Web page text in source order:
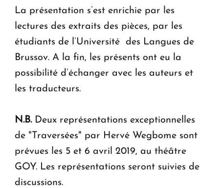
La présentation s’est enrichie par les
lectures des extraits des pièces, par les
étudiants de l’Université des Langues de
Brussov. A la fin, les présents ont eu la
possibilité d’échanger avec les auteurs et
les traducteurs.
N.B. Deux représentations exceptionnelles
de "Traversées" par Hervé Wegbome sont
prévues les 5 et 6 avril 2019, au théâtre
GOY. Les représentations seront suivies de
discussions.